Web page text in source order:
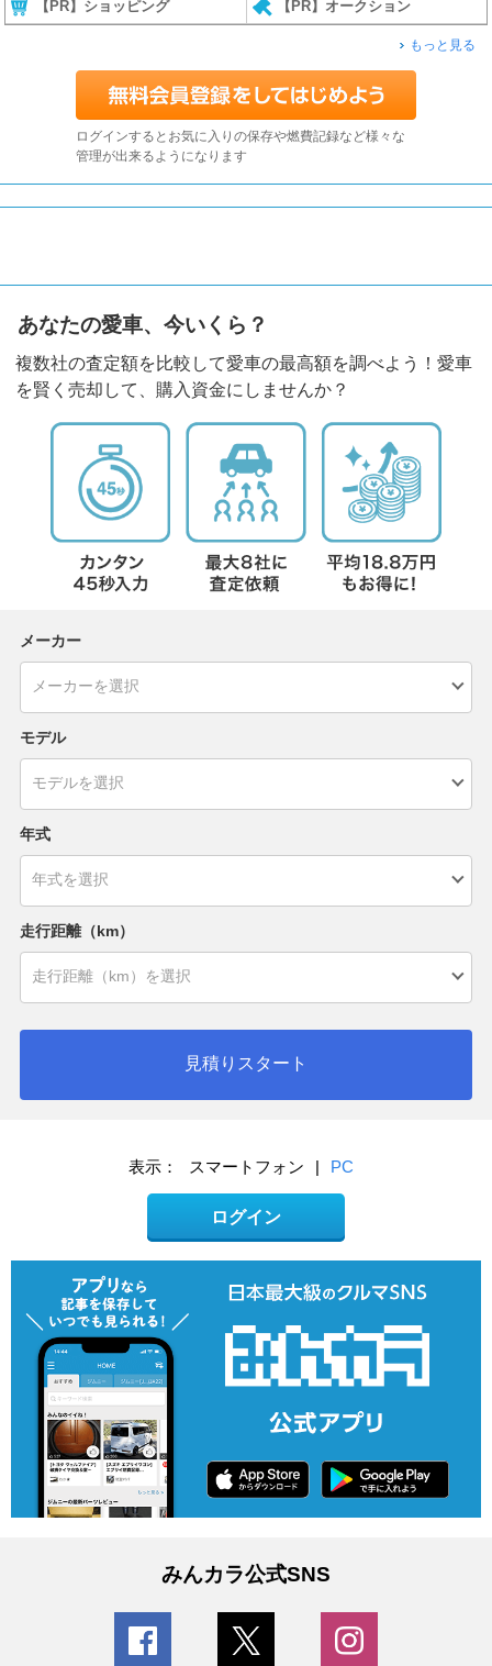
【PR】ショッピング 【PR】オークション
もっと見る
ログインするとお気に入りの保存や燃費記録など様々な
管理が出来るようになります
あなたの愛車、今いくら？
複数社の査定額を比較して愛車の最高額を調べよう！愛車
を賢く売却して、購入資金にしませんか？
メーカー
モデル
年式
走行距離（km）
見積りスタート
表示： スマートフォン | PC
ログイン
みんカラ公式SNS